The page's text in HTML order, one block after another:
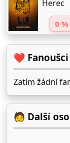
Herec
0 %
❤️ Fanoušci
Zatím žádní
🧑 Další